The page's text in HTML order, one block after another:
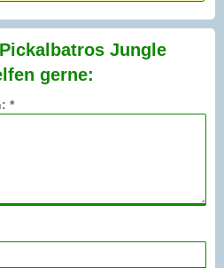
Jungle
gerne:
*